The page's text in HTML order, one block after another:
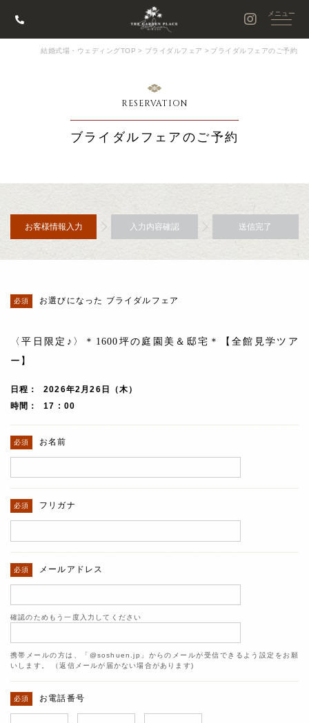
結婚式場・ウェディングTOP > ブライダルフェア > ブライダルフェアのご予約
RESERVATION
ブライダルフェアのご予約
お客様情報入力 入力内容確認 送信完了
お選びになった ブライダルフェア
〈平日限定♪〉＊1600坪の庭園美＆邸宅＊【全館見学ツア
ー】
日程
2026年2月26日（木）
時間
17 : 00
お名前
フリガナ
メールアドレス
確認のためもう一度入力してください
携帯メールの方は、「@soshuen.jp」からのメールが受信できるよう設定をお願
いします。 （返信メールが届かない場合があります)
お電話番号